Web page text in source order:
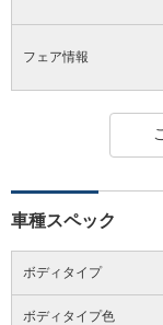
フェア情報
車種スペック
ボディタイプ
ボディタイプ色